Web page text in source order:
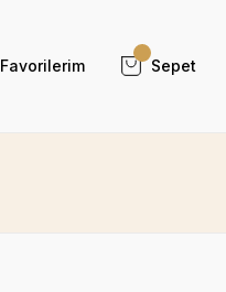
Favorilerim Sepet